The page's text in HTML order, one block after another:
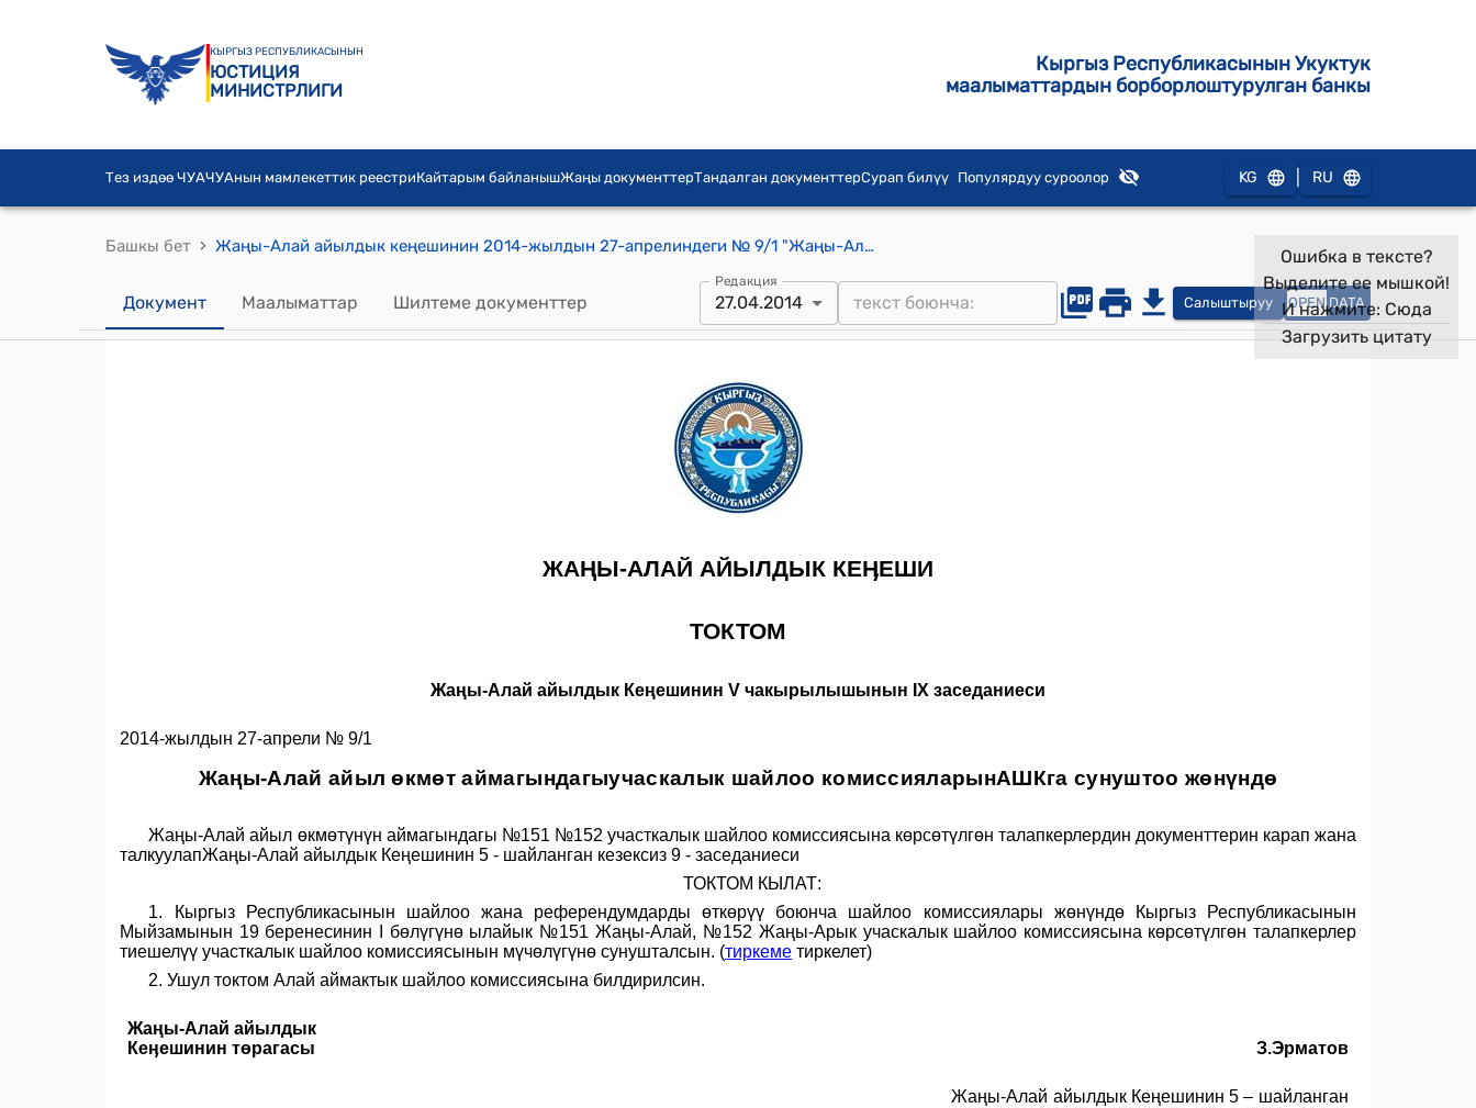
КЫРГЫЗ РЕСПУБЛИКАСЫНЫН
ЮСТИЦИЯ
МИНИСТРЛИГИ
Кыргыз Республикасынын Укуктук
маалыматтардын борборлоштурулган банкы
Тез издөө ЧУАЧУАнын мамлекеттик реестриКайтарым байланышЖаңы документтерТандалган документтерСурап билүү Популярдуу суроолор KG RU
Башкы бет › Жаңы-Алай айылдык кеңешинин 2014-жылдын 27-апрелиндеги № 9/1 "Жаңы-Алай айыл өкмөт аймагындагыучаскалык шайлоо комиссияларынАШКга сунуштоо жөнүндө" токтому
Документ Маалыматтар Шилтеме документтер
Редакция
27.04.2014 Салыштыруу OPEN DATA
Ошибка в тексте?
Выделите ее мышкой!
И нажмите: Сюда
Загрузить цитату